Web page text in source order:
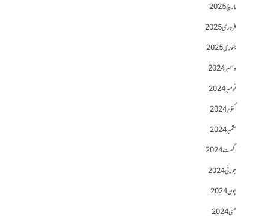
مارچ 2025
فروری 2025
جنوری 2025
دسمبر 2024
نومبر 2024
اکتوبر 2024
ستمبر 2024
اگست 2024
جولائی 2024
جون 2024
مئی 2024